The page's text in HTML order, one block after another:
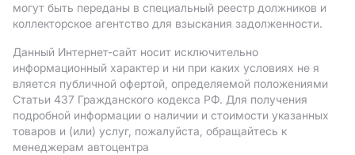
могут быть переданы в специальный реестр должников и
коллекторское агентство для взыскания задолженности.
Данный Интернет-сайт носит исключительно
информационный характер и ни при каких условиях не я
вляется публичной офертой, определяемой положениями
Статьи 437 Гражданского кодекса РФ. Для получения
подробной информации о наличии и стоимости указанных
товаров и (или) услуг, пожалуйста, обращайтесь к
менеджерам автоцентра